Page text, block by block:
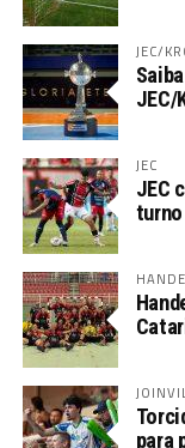
JEC/
JEC/
JEC
JEC
turno
para